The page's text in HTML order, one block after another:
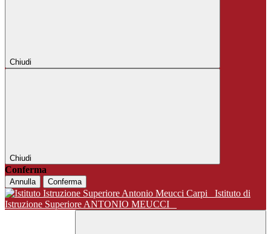
Chiudi
Chiudi
Conferma
Annulla Conferma
Istituto di
Istruzione Superiore ANTONIO MEUCCI